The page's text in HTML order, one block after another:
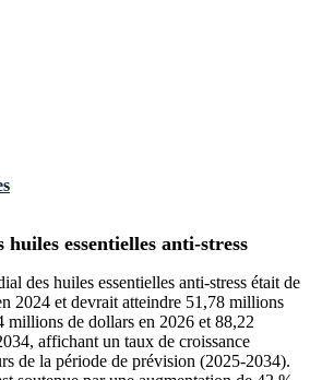
essentielles anti-stress
des huiles essentielles anti-stress était de
2024 et devrait atteindre 51,78 millions
millions de dollars en 2026 et 88,22
affichant un taux de croissance
de la période de prévision (2025-2034).